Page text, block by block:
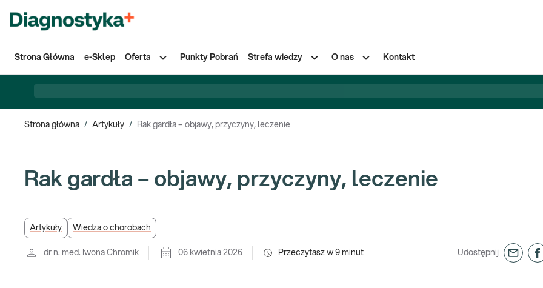
Strona Główna e-Sklep Oferta Punkty Pobrań Strefa wiedzy O nas Kontakt
Strona główna / Artykuły / Rak gardła – objawy, przyczyny, leczenie
Rak gardła – objawy, przyczyny, leczenie
Artykuły Wiedza o chorobach
dr n. med. Iwona Chromik 06 kwietnia 2026 Przeczytasz w 9 minut Udostępnij